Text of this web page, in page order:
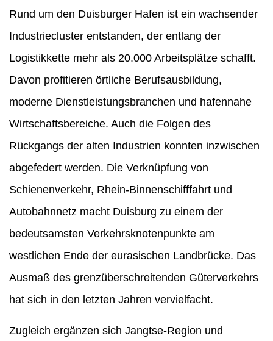
Rund um den Duisburger Hafen ist ein wachsender
Industriecluster entstanden, der entlang der
Logistikkette mehr als 20.000 Arbeitsplätze schafft.
Davon profitieren örtliche Berufsausbildung,
moderne Dienstleistungsbranchen und hafennahe
Wirtschaftsbereiche. Auch die Folgen des
Rückgangs der alten Industrien konnten inzwischen
abgefedert werden. Die Verknüpfung von
Schienenverkehr, Rhein-Binnenschifffahrt und
Autobahnnetz macht Duisburg zu einem der
bedeutsamsten Verkehrsknotenpunkte am
westlichen Ende der eurasischen Landbrücke. Das
Ausmaß des grenzüberschreitenden Güterverkehrs
hat sich in den letzten Jahren vervielfacht.
Zugleich ergänzen sich Jangtse-Region und